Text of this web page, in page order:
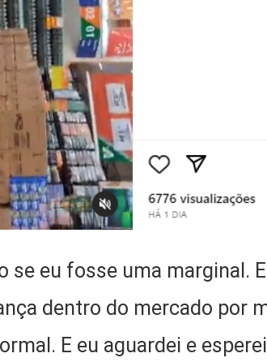
se eu fosse uma marginal.
dentro do mercado por
E eu aguardei e